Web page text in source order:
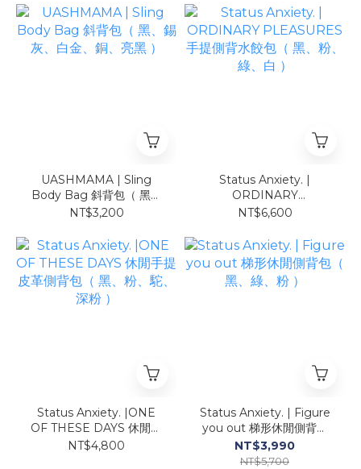
）
UASHMAMA | Sling
Body Bag 斜背包（ 黑、
錫灰、白金、銅、亮黑 ）
NT$3,200
Status Anxiety. |
ORDINARY
PLEASURES 手提側背水
NT$6,600
Status Anxiety. |ONE
OF THESE DAYS 休閒手
提皮革側背包（ 黑、粉、
NT$4,800
Status Anxiety. | Figure
you out 梯形休閒側背包
（ 黑、綠、粉 ）
NT$3,990
NT$5,700